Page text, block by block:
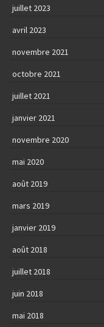
juillet 2023
avril 2023
novembre 2021
octobre 2021
juillet 2021
janvier 2021
novembre 2020
mai 2020
août 2019
mars 2019
janvier 2019
août 2018
juillet 2018
juin 2018
mai 2018